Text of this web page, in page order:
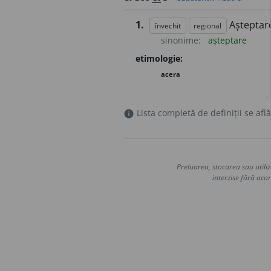
1. învechit regional Așteptare.
sinonime:
așteptare
etimologie:
acera
info Lista completă de definiții se
Preluarea, stocarea sau
interzise fără